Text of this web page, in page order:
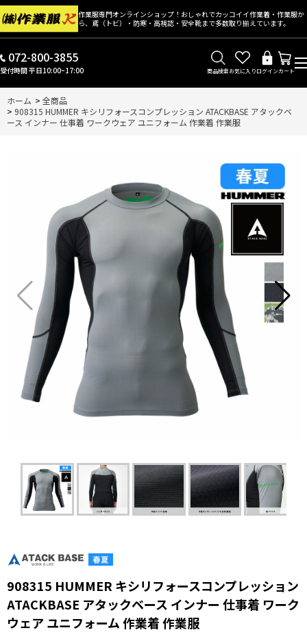
作業服専門オンラインショップ！おしゃれでカッコイイ作業着・作業服か
ら、鳶（トビ）・防寒・高視認・安全靴まで多数取り揃えています。
072-800-3855
受付時間 平日10:00~17:00 商品検索お気に入りログインカート
ホーム > 全商品
> 908315 HUMMER キシリフォースコンプレッション ATACKBASE アタックベ
ース インナー 仕事着 ワークウェア ユニフォーム 作業着 作業服
908315 HUMMER キシリフォースコンプレッション
ATACKBASE アタックベース インナー 仕事着 ワーク
ウェア ユニフォーム 作業着 作業服